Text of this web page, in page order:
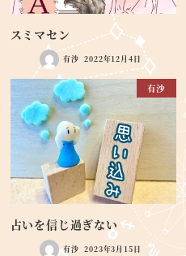
スミマセン
有沙 2022年12月4日
有沙
占いを信じ過ぎない
有沙 2023年3月15日